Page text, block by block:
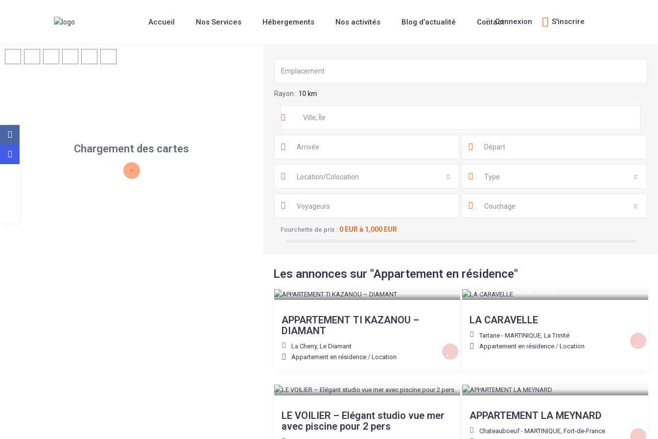
Connexion S'inscrire
Accueil Nos Services Hébergements Nos activités Blog d’actualité Contact
Chargement des cartes
Rayon : 10 km
Location/Colocation Type
Voyageurs Couchage
Fourchette de prix : 0 EUR à 1,000 EUR
Les annonces sur "Appartement en résidence"
A partir de 75 €
APPARTEMENT TI KAZANOU –
DIAMANT
La Cherry,Le Diamant
Appartement en résidence /Location
A partir de 70 €
LA CARAVELLE
Tartane - MARTINIQUE,La Trinité
Appartement en résidence /Location
A partir de 80 €
LE VOILIER – Elégant studio vue mer
avec piscine pour 2 pers
A partir de 75 €
APPARTEMENT LA MEYNARD
Chateauboeuf - MARTINIQUE,Fort-de-France